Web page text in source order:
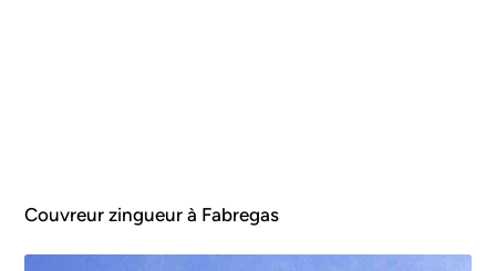
Couvreur zingueur à Fabregas